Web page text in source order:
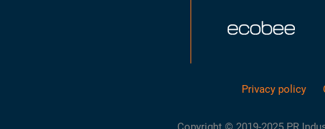
Privacy policy